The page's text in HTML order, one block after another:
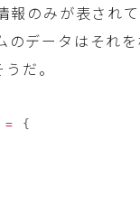
のみが表され
のデータはそれ
だ。
=
{